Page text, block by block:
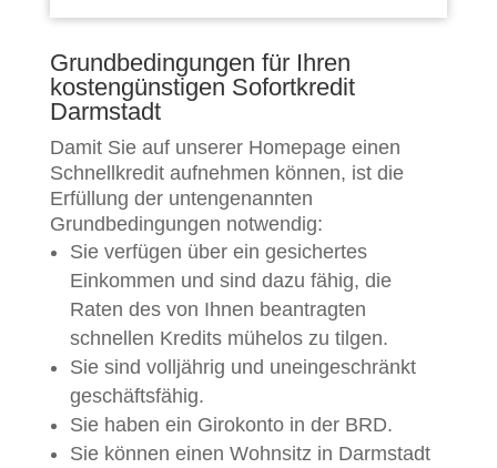
Grundbedingungen für Ihren
kostengünstigen Sofortkredit
Darmstadt
Damit Sie auf unserer Homepage einen
Schnellkredit aufnehmen können, ist die
Erfüllung der untengenannten
Grundbedingungen notwendig:
Sie verfügen über ein gesichertes
Einkommen und sind dazu fähig, die
Raten des von Ihnen beantragten
schnellen Kredits mühelos zu tilgen.
Sie sind volljährig und uneingeschränkt
geschäftsfähig.
Sie haben ein Girokonto in der BRD.
Sie können einen Wohnsitz in Darmstadt